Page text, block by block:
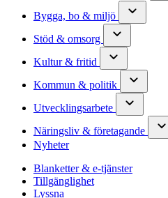
Bygga, bo & miljö
Stöd & omsorg
Kultur & fritid
Kommun & politik
Utvecklingsarbete
Näringsliv & företagande
Nyheter
Blanketter & e-tjänster
Tillgänglighet
Lyssna